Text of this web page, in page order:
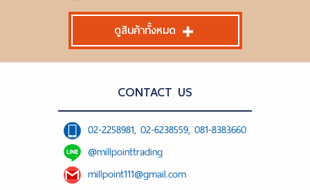
ดูสินค้าทั้งหมด
CONTACT US
02-2258981, 02-6238559, 081-8383660
@millpointtrading
millpoint111@gmail.com